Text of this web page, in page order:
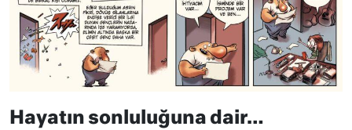
Hayatın sonluluğuna dair…